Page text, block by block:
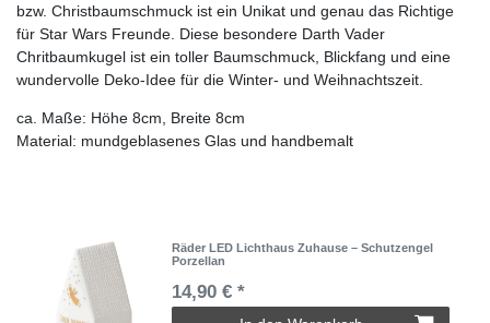
bzw. Christbaumschmuck ist ein Unikat und genau das Richtige
für Star Wars Freunde. Diese besondere Darth Vader
Chritbaumkugel ist ein toller Baumschmuck, Blickfang und eine
wundervolle Deko-Idee für die Winter- und Weihnachtszeit.
ca. Maße: Höhe 8cm, Breite 8cm
Material: mundgeblasenes Glas und handbemalt
Räder LED Lichthaus Zuhause – Schutzengel
Porzellan
14,90 € *